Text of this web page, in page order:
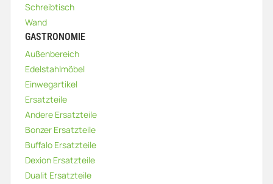
Schreibtisch
Wand
GASTRONOMIE
Außenbereich
Edelstahlmöbel
Einwegartikel
Ersatzteile
Andere Ersatzteile
Bonzer Ersatzteile
Buffalo Ersatzteile
Dexion Ersatzteile
Dualit Ersatzteile